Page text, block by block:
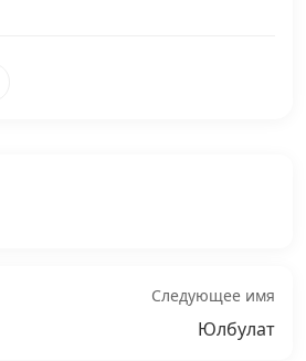
Следующее имя
Юлбулат